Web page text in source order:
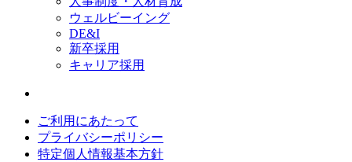
ウェルビーイング
DE&I
新卒採用
キャリア採用
ご利用にあたって
プライバシーポリシー
特定個人情報基本方針